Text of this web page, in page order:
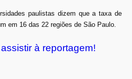
paulistas dizem que a taxa de
em 16 das 22 regiões de São Paulo.
à reportagem!